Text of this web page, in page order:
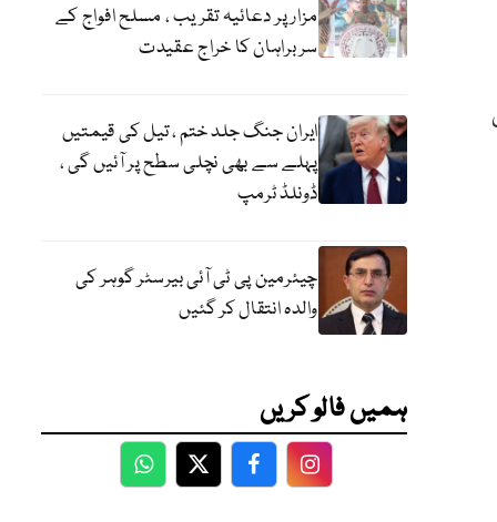
مزار پر دعائیہ تقریب ، مسلح افواج کے
سربراہان کا خراج عقیدت
ایران جنگ جلد ختم ، تیل کی قیمتیں
پہلے سے بھی نچلی سطح پر آئیں گی ،
ڈونلڈ ٹرمپ
چیئرمین پی ٹی آئی بیرسٹر گوہر کی
والدہ انتقال کر گئیں
ہمیں فالو کریں
WhatsApp
TwitterFacebookFacebook